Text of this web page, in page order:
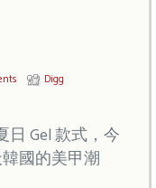
Digg
日 Gel 款式，今
國的美甲潮